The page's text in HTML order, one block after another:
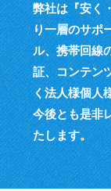
弊社は『安く
り一層のサポ
ル、携帯回線
証、コンテン
く法人様個人
今後とも是非
たします。